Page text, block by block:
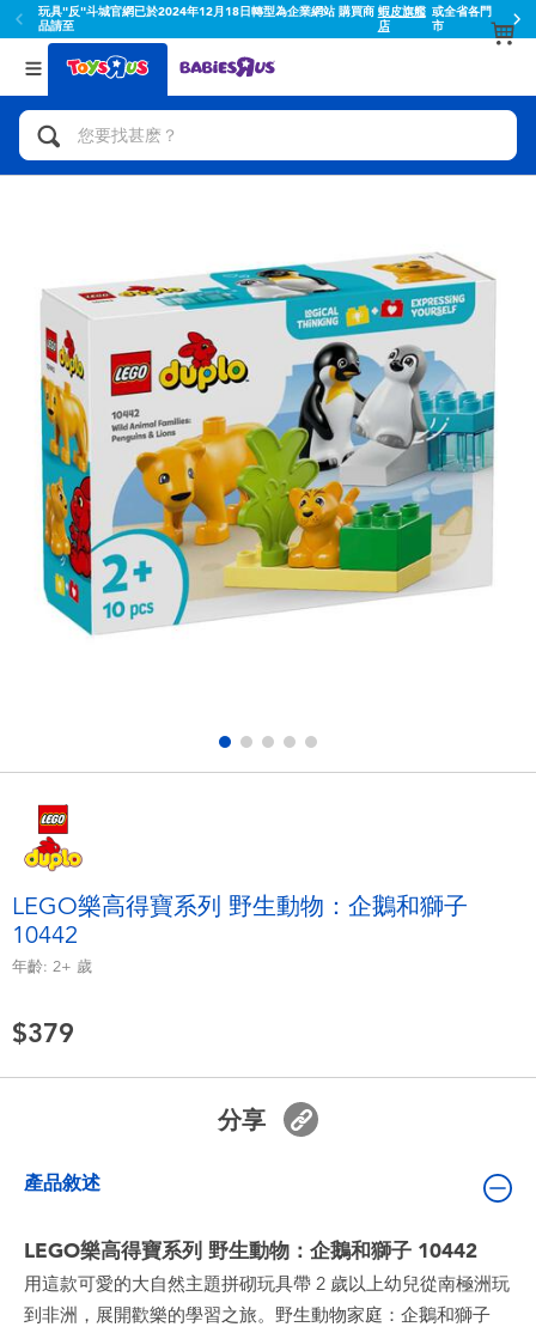
玩具"反"斗城官網已於2024年12月18日轉型為企業網站 購買商
品請至
蝦皮旗艦
店
或全省各門
市
返回
分類目錄
人氣英雄,角色扮演,射擊玩具
拼砌組合及樂高LEGO
玩具車,貨車,火車及遙控系列
手工藝,文具,蠟筆,泥膠,畫板
娃娃, 芭比,收藏公仔
電子玩具
遊戲及拼圖系列
毛毛公仔玩具
盲盒
返回
品牌
Toy Story玩具總動員
Miniso名創優品
playpop
LEGO樂高
Barbie芭比
LEGO樂高得寶系列 野生動物：企鵝和獅子
10442
年齡: 2+ 歲
$379
分享
產品敘述
LEGO樂高得寶系列 野生動物：企鵝和獅子 10442
用這款可愛的大自然主題拼砌玩具帶 2 歲以上幼兒從南極洲玩
到非洲，展開歡樂的學習之旅。野生動物家庭：企鵝和獅子